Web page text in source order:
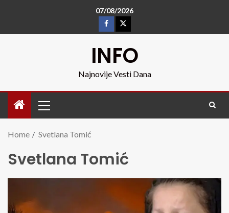
07/08/2026
INFO
Najnovije Vesti Dana
Home Svetlana Tomić
Svetlana Tomić